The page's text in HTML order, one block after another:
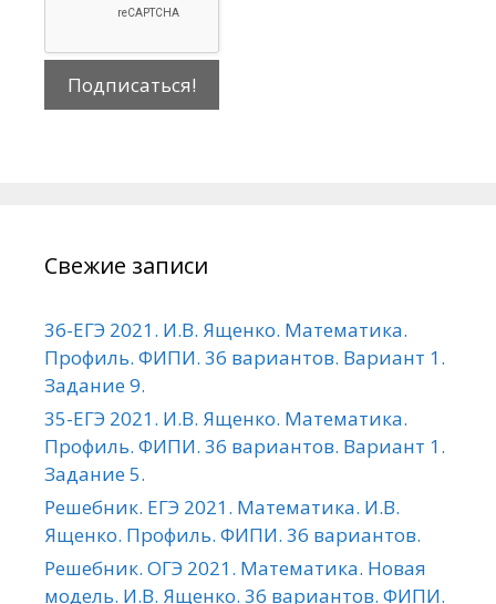
Свежие записи
36-ЕГЭ 2021. И.В. Ященко. Математика.
Профиль. ФИПИ. 36 вариантов. Вариант 1.
Задание 9.
35-ЕГЭ 2021. И.В. Ященко. Математика.
Профиль. ФИПИ. 36 вариантов. Вариант 1.
Задание 5.
Решебник. ЕГЭ 2021. Математика. И.В.
Ященко. Профиль. ФИПИ. 36 вариантов.
Решебник. ОГЭ 2021. Математика. Новая
модель. И.В. Ященко. 36 вариантов. ФИПИ.